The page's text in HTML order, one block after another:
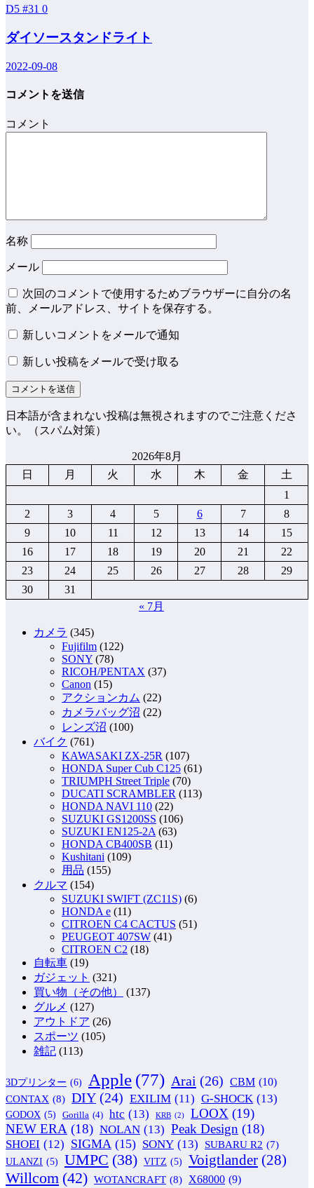
D5 #31 0
ダイソースタンドライト
2022-09-08
コメントを送信
コメント
名称
メール
次回のコメントで使用するためブラウザーに自分の名
前、メールアドレス、サイトを保存する。
新しいコメントをメールで通知
新しい投稿をメールで受け取る
日本語が含まれない投稿は無視されますのでご注意くださ
い。（スパム対策）
2026年8月
日
月 火 水 木 金
土
1
2
3 4 5 6 7
8
9
10 11 12 13 14
15
16
17 18 19 20 21
22
23
24 25 26 27 28
29
30
31
« 7月
カメラ (345)
Fujifilm (122)
SONY (78)
RICOH/PENTAX (37)
Canon (15)
アクションカム (22)
カメラバッグ沼 (22)
レンズ沼 (100)
バイク (761)
KAWASAKI ZX-25R (107)
HONDA Super Cub C125 (61)
TRIUMPH Street Triple (70)
DUCATI SCRAMBLER (113)
HONDA NAVI 110 (22)
SUZUKI GS1200SS (106)
SUZUKI EN125-2A (63)
HONDA CB400SB (11)
Kushitani (109)
用品 (155)
クルマ (154)
SUZUKI SWIFT (ZC11S) (6)
HONDA e (11)
CITROEN C4 CACTUS (51)
PEUGEOT 407SW (41)
CITROEN C2 (18)
自転車 (19)
ガジェット (321)
買い物（その他）
(137)
グルメ (127)
アウトドア (26)
スポーツ (105)
雑記 (113)
3Dプリンター (6) Apple (77) Arai (26) CBM (10)
CONTAX (8) DIY (24) EXILIM (11) G-SHOCK (13)
GODOX (5) Gorilla (4) htc (13) KRB (2) LOOX (19)
NEW ERA (18) NOLAN (13) Peak Design (18)
SHOEI (12) SIGMA (15) SONY (13) SUBARU R2 (7)
ULANZI (5) UMPC (38) VITZ (5) Voigtlander (28)
Willcom (42) WOTANCRAFT (8) X68000 (9)